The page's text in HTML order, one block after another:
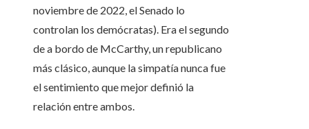
noviembre de 2022, el Senado lo
controlan los demócratas). Era el segundo
de a bordo de McCarthy, un republicano
más clásico, aunque la simpatía nunca fue
el sentimiento que mejor definió la
relación entre ambos.